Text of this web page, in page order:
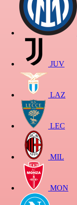
JUV
LAZ
LEC
MIL
MON